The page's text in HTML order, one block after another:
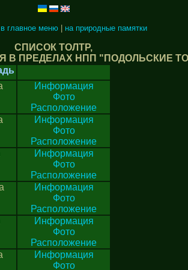
главное меню на природные памятки
СПИСОК ТОЛТР,
В ПРЕДЕЛАХ НПП "ПОДОЛЬСКИЕ
Информация
Фото
Расположение
Информация
Фото
Расположение
Информация
Фото
Расположение
Информация
Фото
Расположение
Информация
Фото
Расположение
Информация
Фото